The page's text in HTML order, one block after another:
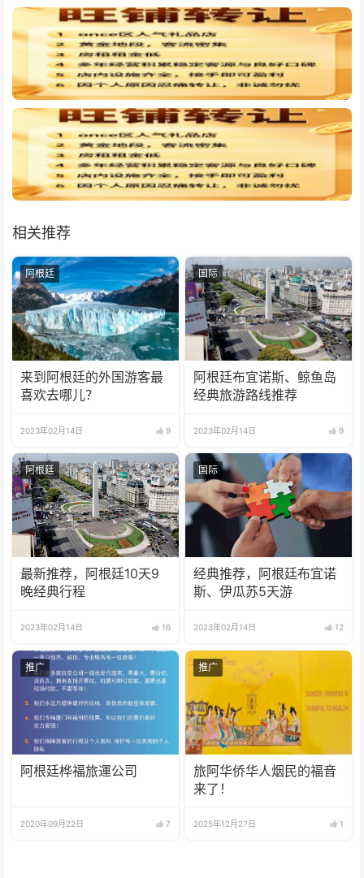
相关推荐
阿根廷
来到阿根廷的外国游客最
喜欢去哪儿？
2023年02月14日 9
国际
阿根廷布宜诺斯、鲸鱼岛
经典旅游路线推荐
2023年02月14日 9
阿根廷
最新推荐，阿根廷10天9
晚经典行程
2023年02月14日 16
国际
经典推荐，阿根廷布宜诺
斯、伊瓜苏5天游
2023年02月14日 12
推广
阿根廷桦福旅運公司
2020年09月22日 7
推广
旅阿华侨华人烟民的福音
来了！
2025年12月27日 1